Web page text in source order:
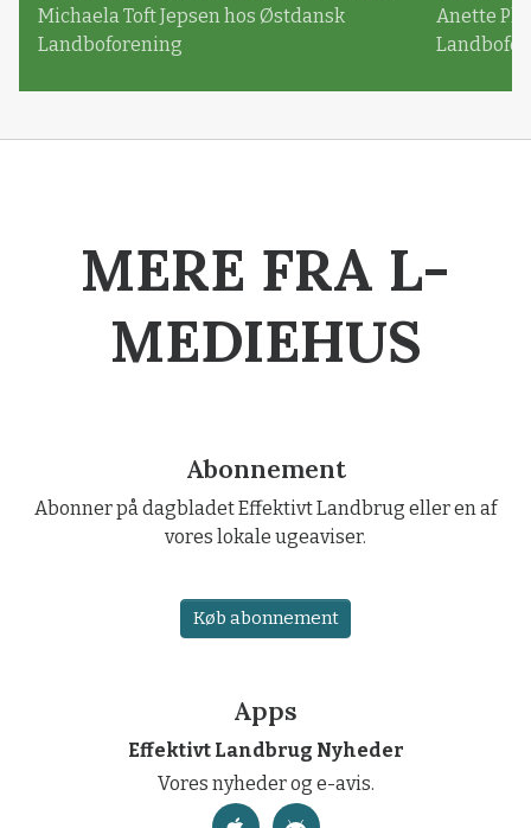
Michaela Toft Jepsen hos Østdansk
Landboforening
Anette
MERE FRA L-
MEDIEHUS
Abonnement
Abonner på dagbladet Effektivt Landbrug eller en af
vores lokale ugeaviser.
Køb abonnement
Apps
Effektivt Landbrug Nyheder
Vores nyheder og e-avis.